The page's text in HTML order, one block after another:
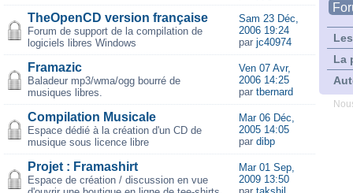
La
TheOpenCD version française
Forum de support de la compilation de
logiciels libres Windows
Sam 23 Déc,
2006 19:24
par jc40974
Framazic
Baladeur mp3/wma/ogg bourré de
musiques libres.
Ven 07 Avr,
2006 14:25
par tbernard
Compilation Musicale
Espace dédié à la création d'un CD de
musique sous licence libre
Mar 06 Déc,
2005 14:05
par dibp
Projet : Framashirt
Espace de création / discussion en vue
Mar 01 Sep,
2009 13:50